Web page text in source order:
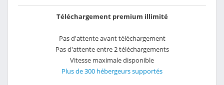
Téléchargement premium illimité
Pas d'attente avant téléchargement
Pas d'attente entre 2 téléchargements
Vitesse maximale disponible
Plus de 300 hébergeurs supportés